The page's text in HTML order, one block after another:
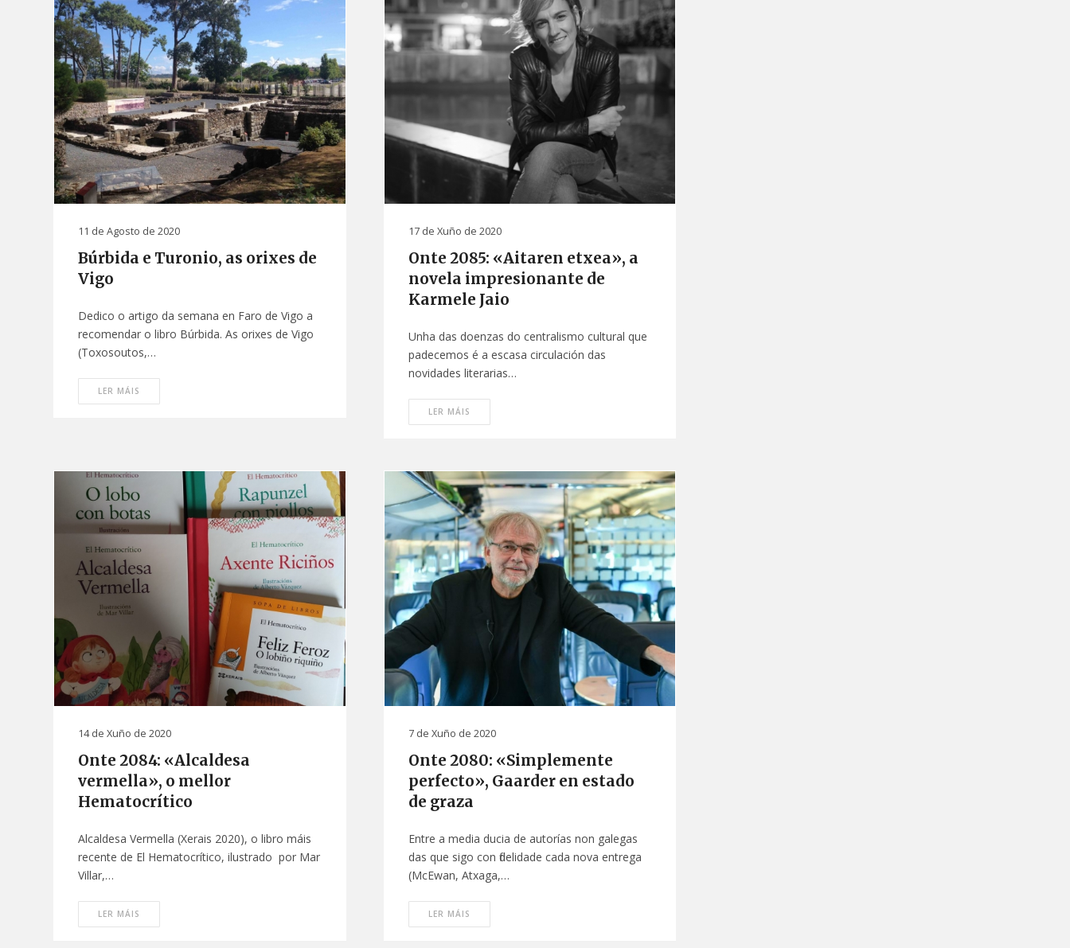
Búrbida e Turonio, as orixes de
Vigo
11 de Agosto de 2020
Dedico o artigo da semana en Faro de Vigo a
recomendar o libro Búrbida. As orixes de Vigo
(Toxosoutos,…
LER MÁIS
Onte 2085: «Aitaren etxea», a
novela impresionante de
Karmele Jaio
17 de Xuño de 2020
Unha das doenzas do centralismo cultural que
padecemos é a escasa circulación das
novidades literarias…
LER MÁIS
Onte 2084: «Alcaldesa
vermella», o mellor
Hematocrítico
14 de Xuño de 2020
Alcaldesa Vermella (Xerais 2020), o libro máis
recente de El Hematocrítico, ilustrado por Mar
Villar,…
LER MÁIS
Onte 2080: «Simplemente
perfecto», Gaarder en estado
de graza
7 de Xuño de 2020
Entre a media ducia de autorías non galegas
das que sigo con fidelidade cada nova entrega
(McEwan, Atxaga,…
LER MÁIS